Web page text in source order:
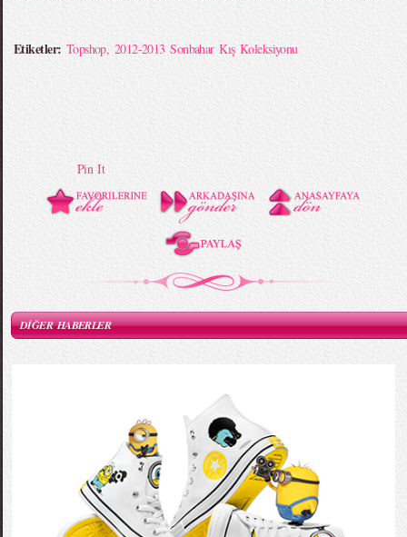
Etiketler: Topshop, 2012-2013 Sonbahar Kış Koleksiyonu
Pin It
DİĞER HABERLER